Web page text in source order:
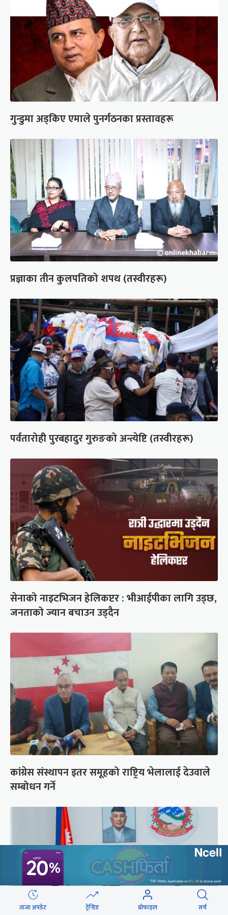
गुन्डुमा अड्किए एमाले पुनर्गठनका प्रस्तावहरू
प्रज्ञाका तीन कुलपतिको शपथ (तस्वीरहरू)
पर्वतारोही पुरबहादुर गुरुङको अन्त्येष्टि (तस्वीरहरू)
सेनाको नाइटभिजन हेलिकप्टर : भीआईपीका लागि उड्छ,
जनताको ज्यान बचाउन उड्दैन
कांग्रेस संस्थापन इतर समूहको राष्ट्रिय भेलालाई देउवाले
सम्बोधन गर्ने
ताजा अपडेट ट्रेन्डिङ प्रोफाइल सर्च